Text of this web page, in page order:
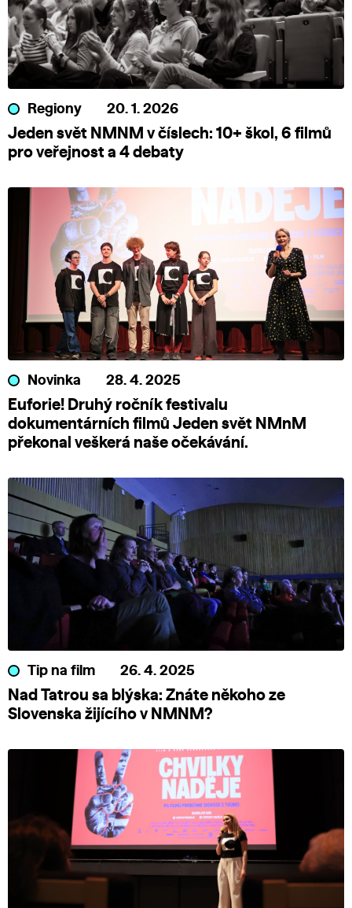
Regiony 20. 1. 2026
Jeden svět NMNM v číslech: 10+ škol, 6 filmů
pro veřejnost a 4 debaty
Novinka 28. 4. 2025
Euforie! Druhý ročník festivalu
dokumentárních filmů Jeden svět NMnM
překonal veškerá naše očekávání.
Tip na film 26. 4. 2025
Nad Tatrou sa blýska: Znáte někoho ze
Slovenska žijícího v NMNM?